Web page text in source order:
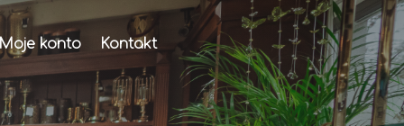
konto Kontakt